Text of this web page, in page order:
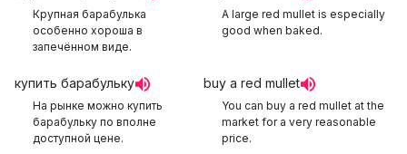
Крупная барабулька
особенно хороша в
запечённом виде.
A large red mullet is especially
good when baked.
купить барабульку
На рынке можно купить
барабульку по вполне
доступной цене.
buy a red mullet
You can buy a red mullet at the
market for a very reasonable
price.